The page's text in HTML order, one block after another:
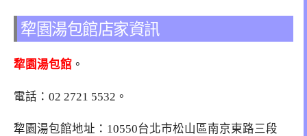
犂園湯包館店家資訊
犂園湯包館 。
電話： 02 2721 5532 。
犂園湯包館地址：10550台北市松山區南京東路三段